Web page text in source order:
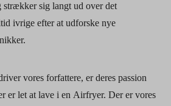
strækker sig langt ud over det
ivrige efter at udforske nye
vores forfattere, er deres passion
er let at lave i en Airfryer. Der er vores